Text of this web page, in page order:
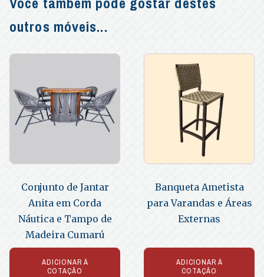
outros móveis...
Conjunto de Jantar
Anita em Corda
Náutica e Tampo de
Madeira Cumarú
ADICIONAR À
COTAÇÃO
Banqueta Ametista
para Varandas e Áreas
Externas
ADICIONAR À
COTAÇÃO